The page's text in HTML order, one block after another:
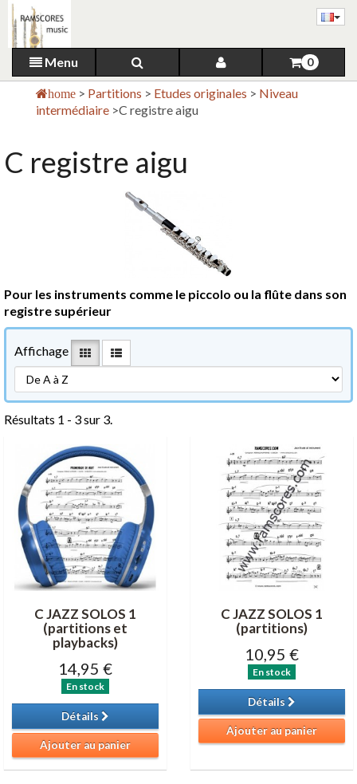
Menu 0
home > Partitions > Etudes originales > Niveau
intermédiaire >C registre aigu
C registre aigu
Pour les instruments comme le piccolo ou la flûte dans son
registre supérieur
Affichage
Résultats 1 - 3 sur 3.
C JAZZ SOLOS 1
(partitions et
playbacks)
14,95 €
En stock
Détails
Ajouter au panier
C JAZZ SOLOS 1
(partitions)
10,95 €
En stock
Détails
Ajouter au panier